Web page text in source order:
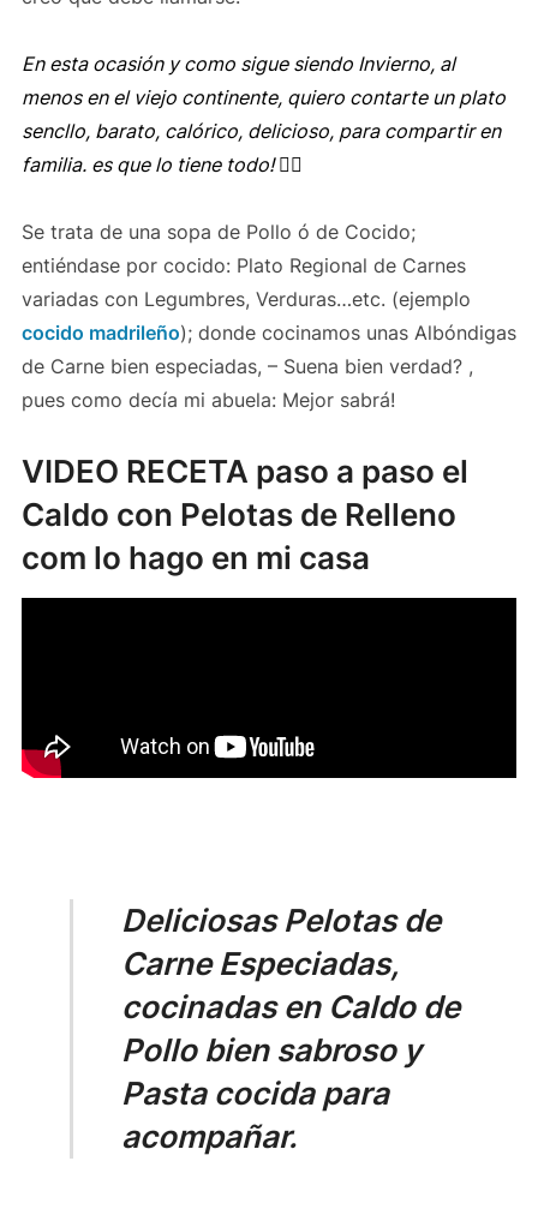
En esta ocasión y como sigue siendo Invierno, al
menos en el viejo continente, quiero contarte un plato
sencllo, barato, calórico, delicioso, para compartir en
familia. es que lo tiene todo! 👍🏻
Se trata de una sopa de Pollo ó de Cocido;
entiéndase por cocido: Plato Regional de Carnes
variadas con Legumbres, Verduras…etc. (ejemplo
cocido madrileño); donde cocinamos unas Albóndigas
de Carne bien especiadas, – Suena bien verdad? ,
pues como decía mi abuela: Mejor sabrá!
VIDEO RECETA paso a paso el
Caldo con Pelotas de Relleno
com lo hago en mi casa
Deliciosas Pelotas de
Carne Especiadas,
cocinadas en Caldo de
Pollo bien sabroso y
Pasta cocida para
acompañar.